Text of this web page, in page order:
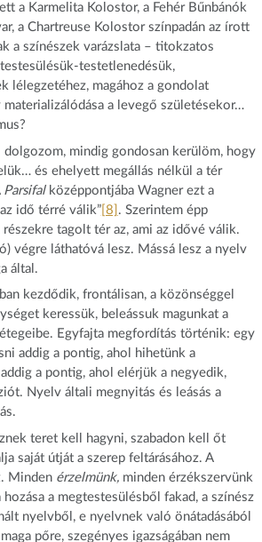
a Karmelita Kolostor, a Fehér Bűnbánók
a Chartreuse Kolostor színpadán az írott
a színészek varázslata – titokzatos
testetlenedésük,
lélegzetéhez, magához a gondolat
a levegő születésekor…
mindig gondosan kerülöm, hogy
és ehelyett megállás nélkül a tér
Parsifalközéppontjába Wagner ezt a
idő térré válik”[8] . Szerintem épp
tagolt tér az, ami az idővé válik.
végre láthatóvá lesz. Mássá lesz a nyelv
által.
kezdődik, frontálisan, a közönséggel
keressük, beleássuk magunkat a
Egyfajta megfordítás történik: egy
addig a pontig, ahol hihetünk a
a pontig, ahol elérjük a negyedik,
Nyelv általi megnyitás és leásás a
teret kell hagyni, szabadon kell őt
saját útját a szerep feltárásához. A
Minden érzelmünk,minden érzékszervünk
a megtestesülésből fakad, a színész
nyelvből, e nyelvnek való önátadásából
pőre, szegényes igazságában nem